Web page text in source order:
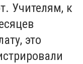
Учителям, к
это